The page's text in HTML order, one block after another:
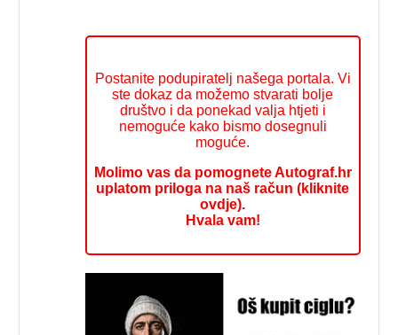
Postanite podupiratelj našega portala. Vi
ste dokaz da možemo stvarati bolje
društvo i da ponekad valja htjeti i
nemoguće kako bismo dosegnuli
moguće.
Molimo vas da pomognete Autograf.hr
uplatom priloga na naš račun (kliknite
ovdje).
Hvala vam!